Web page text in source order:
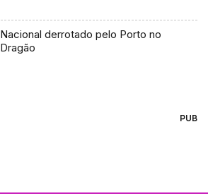
Nacional derrotado pelo Porto no
Dragão
PUB